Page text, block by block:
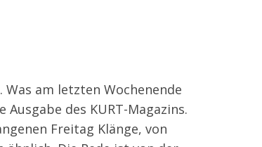
am letzten Wochenende
des KURT-Magazins.
Freitag Klänge, von